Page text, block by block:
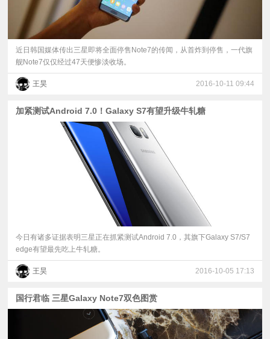
近日韩国媒体传出三星即将全面停售Note7的传闻，从首炸到停售，一代旗
舰Note7仅仅经过47天便惨淡收场。
王昊 2016-10-11 09:44
加紧测试Android 7.0！Galaxy S7有望升级牛轧糖
今日有诸多证据表明三星正在抓紧测试Android 7.0，其旗下Galaxy S7/S7
edge有望最先吃上牛轧糖。
王昊 2016-10-05 17:13
国行君临 三星Galaxy Note7双色图赏